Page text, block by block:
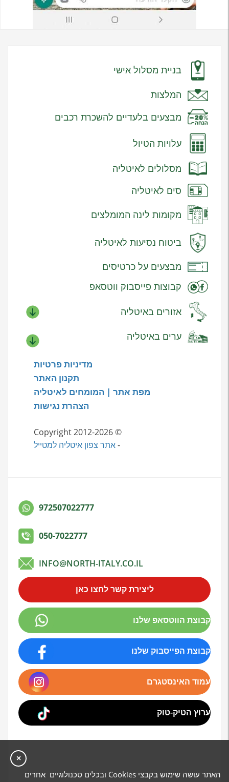
972507022777
050-7022777
INFO@NORTH-ITALY.CO.IL
ליצירת קשר לחצו כאן
קבוצת הווטסאפ שלנו
קבוצת הפייסבוק שלנו
עמוד האינסטגרם
ערוץ הטיק-טוק
בניית מסלול אישי
המלצות
מבצעים בלעדיים להשכרת רכבים
עלויות הטיול
מסלולים לאיטליה
סים לאיטליה
מקומות לינה המומלצים
ביטוח נסיעות לאיטליה
מבצעים על כרטיסים
קבוצות פייסבוק ווטסאפ
אזורים באיטליה
ערים באיטליה
מדיניות פרטיות
תקנון האתר
מפת אתר | המומחים לאיטליה
הצהרת נגישות
© Copyright 2012-2026
-אתר צפון איטליה למטייל
×
האתר עושה שימוש בקבצי Cookies ובכלים טכנולוגיים אחרים